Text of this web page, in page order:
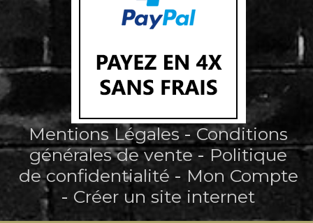
Mentions Légales
Conditions
générales de vente
Politique
de confidentialité
Mon Compte
Créer un site internet